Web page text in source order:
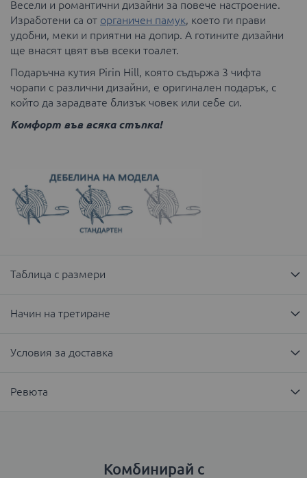
Весели и романтични дизайни за повече настроение.
Изработени са от органичен памук, което ги прави
удобни, меки и приятни на допир. А готините дизайни
ще внасят цвят във всеки тоалет.
Подаръчна кутия Pirin Hill, която съдържа 3 чифта
чорапи с различни дизайни, е оригинален подарък, с
който да зарадвате близък човек или себе си.
Комфорт във всяка стъпка!
Таблица с размери
Начин на третиране
Условия за доставка
Ревюта
Комбинирай с